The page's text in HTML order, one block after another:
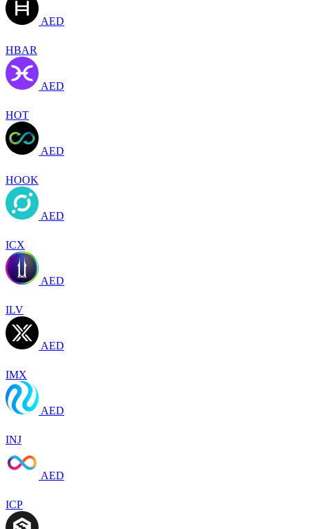
AED
HBAR
AED
HOT
AED
HOOK
AED
ICX
AED
ILV
AED
IMX
AED
INJ
AED
ICP